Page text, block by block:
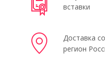
вставки
Доставка
регион